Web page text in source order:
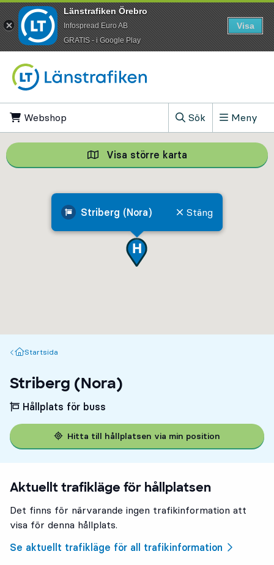
Webshop
Sök
, Visa sökfältet
Meny
3
3
Striberg (Nora) Stäng
Visa större karta Visa större
Startsida
Startsida
Striberg (Nora)
Hållplats för buss
Hitta till hållplatsen via min position
Aktuellt trafikläge för hållplatsen
Det finns för närvarande ingen trafikinformation att
visa för denna hållplats.
Se aktuellt trafikläge för all trafikinformation
Länstrafiken Örebro
Infospread Euro AB
​GRATIS - i Google Play
Visa